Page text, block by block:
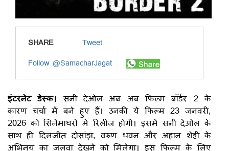
SHARE
Tweet
Follow @SamacharJagat
इंटरनेट डेस्क। सनी देओल अब अब फिल्म बॉर्डर 2 के
कारण चर्चा में बने हुए हैं। उनकी ये फिल्म 23 जनवरी,
2026 को सिनेमाघरों में रिलीज होगी। इसमें सनी देओल के
साथ ही दिलजीत दोसांझ, वरुण धवन और अहान शेट्टी के
अभिनय का जलवा देखने को मिलेगा। इस फिल्म के लिए